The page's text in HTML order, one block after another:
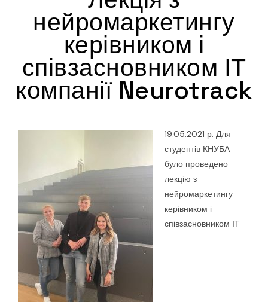
нейромаркетингу
керівником і
співзасновником ІТ
компанії Neurotrack
19.05.2021 р. Для
студентів КНУБА
було проведено
лекцію з
нейромаркетингу
керівником і
співзасновником ІТ